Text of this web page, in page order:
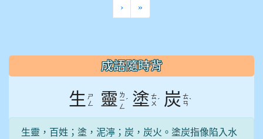
› »
::: 成語隨時背
生 ㄕ
ㄥ
靈 ㄌ
ㄧ
ㄥ
ˊ 塗 ㄊ
ㄨ ˊ 炭 ㄊ
ㄢ ˋ
生靈，百姓；塗，泥濘；炭，炭火。塗炭指像陷入水